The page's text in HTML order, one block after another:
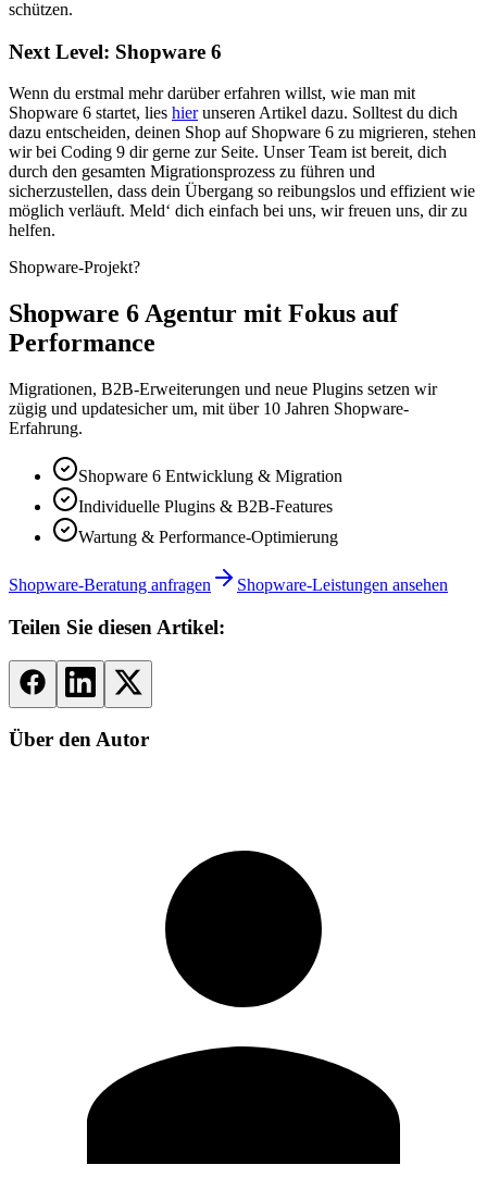
schützen.
Next Level: Shopware 6
Wenn du erstmal mehr darüber erfahren willst, wie man mit
Shopware 6 startet, lies hierunseren Artikel dazu. Solltest du dich
dazu entscheiden, deinen Shop auf Shopware 6 zu migrieren, stehen
wir bei Coding 9 dir gerne zur Seite. Unser Team ist bereit, dich
durch den gesamten Migrationsprozess zu führen und
sicherzustellen, dass dein Übergang so reibungslos und effizient wie
möglich verläuft. Meld‘ dich einfach bei uns, wir freuen uns, dir zu
helfen.
Shopware-Projekt?
Shopware 6 Agentur mit Fokus auf
Performance
Migrationen, B2B-Erweiterungen und neue Plugins setzen wir
zügig und updatesicher um, mit über 10 Jahren Shopware-
Erfahrung.
Shopware 6 Entwicklung & Migration
Individuelle Plugins & B2B-Features
Wartung & Performance-Optimierung
Shopware-Beratung anfragen Shopware-Leistungen ansehen
Teilen Sie diesen Artikel:
Über den Autor